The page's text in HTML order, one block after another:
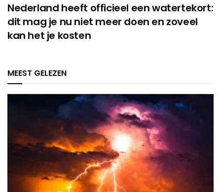
Nederland heeft officieel een watertekort:
dit mag je nu niet meer doen en zoveel
kan het je kosten
MEEST GELEZEN